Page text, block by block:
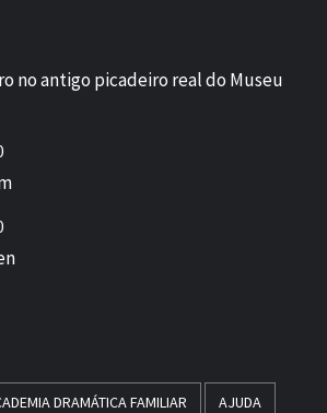
no antigo picadeiro real do Museu
DRAMÁTICA FAMILIAR AJUDA